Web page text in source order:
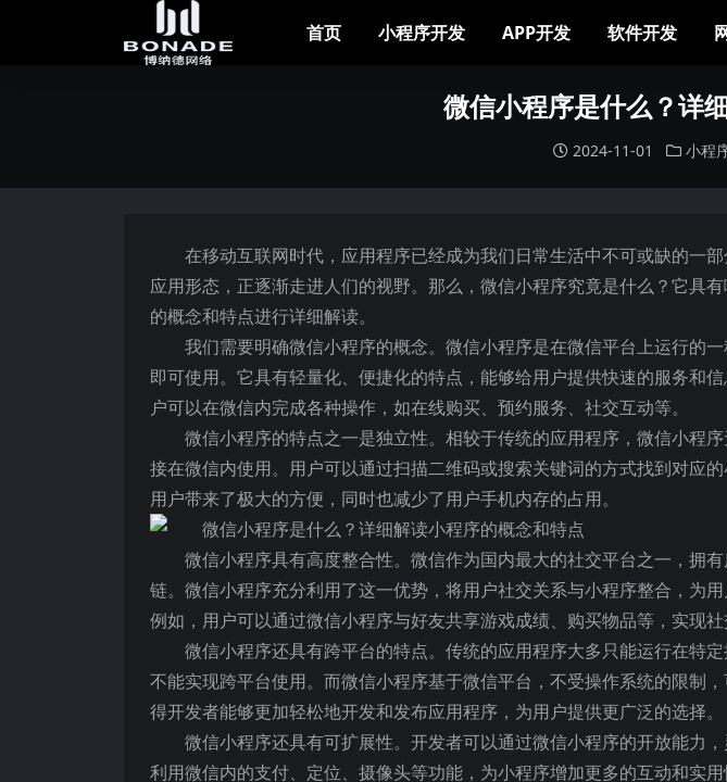
首页 小程序开发 APP开发 软件开发
微信小程序是什么？详
2024-11-01 小程
在移动互联网时代，应用程序已经成为我们日常生活中不可或缺的一
应用形态，正逐渐走进人们的视野。那么，微信小程序究竟是什么？它具
的概念和特点进行详细解读。
我们需要明确微信小程序的概念。微信小程序是在微信平台上运行的
即可使用。它具有轻量化、便捷化的特点，能够给用户提供快速的服务和
户可以在微信内完成各种操作，如在线购买、预约服务、社交互动等。
微信小程序的特点之一是独立性。相较于传统的应用程序，微信小程
接在微信内使用。用户可以通过扫描二维码或搜索关键词的方式找到对应
用户带来了极大的方便，同时也减少了用户手机内存的占用。
微信小程序具有高度整合性。微信作为国内最大的社交平台之一，拥
链。微信小程序充分利用了这一优势，将用户社交关系与小程序整合，为用
例如，用户可以通过微信小程序与好友共享游戏成绩、购买物品等，实现社
微信小程序还具有跨平台的特点。传统的应用程序大多只能运行在特
不能实现跨平台使用。而微信小程序基于微信平台，不受操作系统的限制
得开发者能够更加轻松地开发和发布应用程序，为用户提供更广泛的选择。
微信小程序还具有可扩展性。开发者可以通过微信小程序的开放能力
利用微信内的支付、定位、摄像头等功能，为小程序增加更多的互动和实